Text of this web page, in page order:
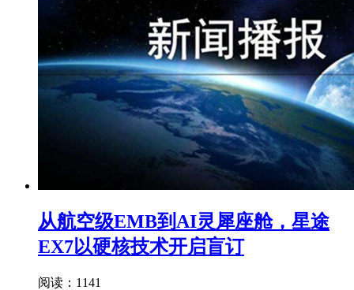
从航空级EMB到AI灵犀座舱，星途
EX7以硬核技术开启盲订
阅读：1141